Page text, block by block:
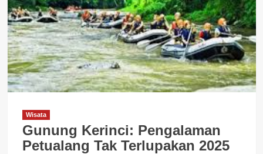
Wisata
Gunung Kerinci: Pengalaman
Petualang Tak Terlupakan 2025